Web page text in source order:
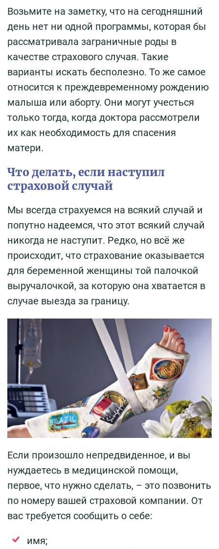
Возьмите на заметку, что на сегодняшний
день нет ни одной программы, которая бы
рассматривала заграничные роды в
качестве страхового случая. Такие
варианты искать бесполезно. То же самое
относится к преждевременному рождению
малыша или аборту. Они могут учесться
только тогда, когда доктора рассмотрели
их как необходимость для спасения
матери.
Что делать, если наступил
страховой случай
Мы всегда страхуемся на всякий случай и
попутно надеемся, что этот всякий случай
никогда не наступит. Редко, но всё же
происходит, что страхование оказывается
для беременной женщины той палочкой
выручалочкой, за которую она хватается в
случае выезда за границу.
Если произошло непредвиденное, и вы
нуждаетесь в медицинской помощи,
первое, что нужно сделать, – это позвонить
по номеру вашей страховой компании. От
вас требуется сообщить о себе:
имя;